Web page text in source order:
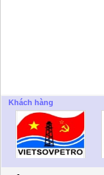
Khách hàng